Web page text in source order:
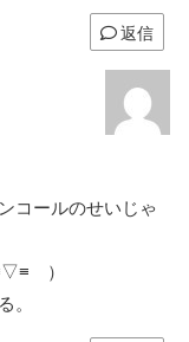
返信
コールのせいじゃ
）